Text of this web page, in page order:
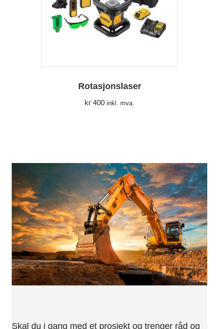
Rotasjonslaser
kr 400 inkl. mva.
Skal du i gang med et prosjekt og trenger råd og